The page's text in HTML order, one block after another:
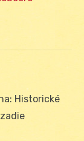
Historické